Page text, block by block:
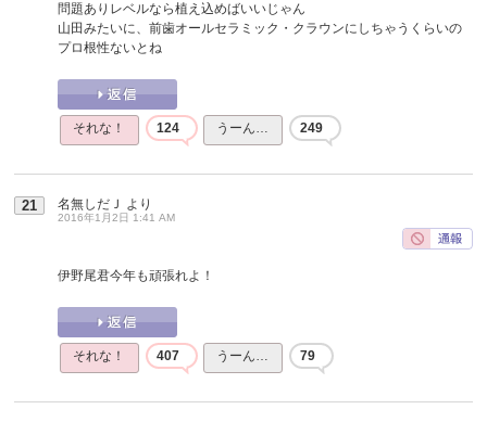
問題ありレベルなら植え込めばいいじゃん
山田みたいに、前歯オールセラミック・クラウンにしちゃうくらいの
プロ根性ないとね
それな！ 124 うーん… 249
21 名無しだＪ より
2016年1月2日 1:41 AM
伊野尾君今年も頑張れよ！
それな！ 407 うーん… 79